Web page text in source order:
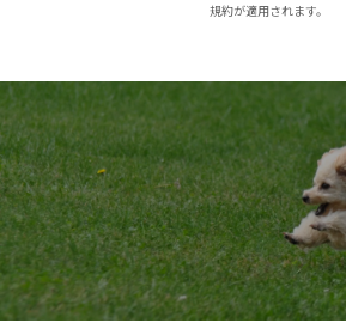
規約が適用されます。